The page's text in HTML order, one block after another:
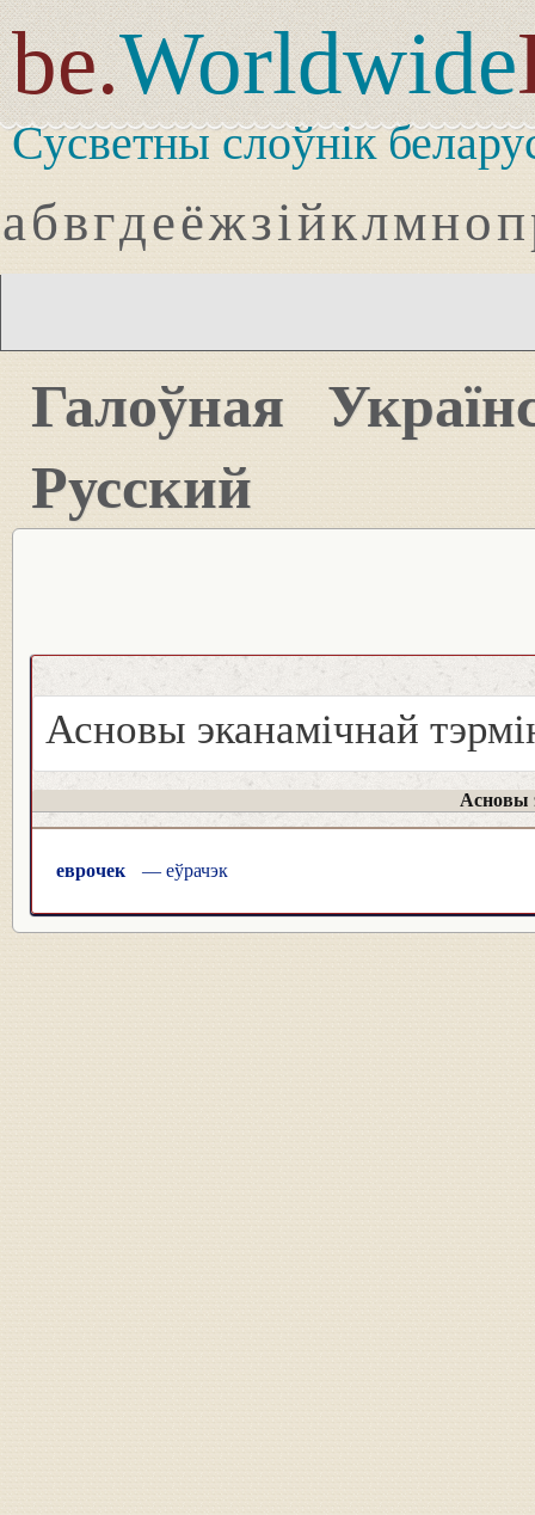
be.Worldwide
Сусветны слоўнік
абвгдеёжзійклмноп
Галоўная
Русский
Асновы эканамічнай
Асновы
еврочек — еўрачэк